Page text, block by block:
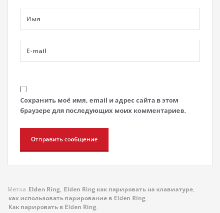
Сохранить моё имя, email и адрес сайта в этом
браузере для последующих моих комментариев.
Метка Elden Ring, Elden Ring как парировать на клавиатуре,
как использовать парирование в Elden Ring,
Как парировать в Elden Ring,